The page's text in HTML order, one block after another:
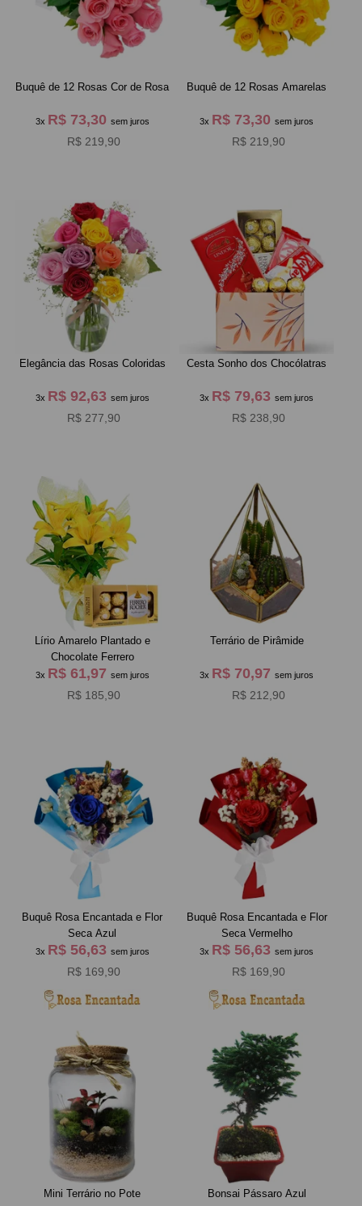
Buquê de 12 Rosas Cor de Rosa
3x R$ 73,30 sem juros
R$ 219,90
Buquê de 12 Rosas Amarelas
3x R$ 73,30sem juros
R$ 219,90
Elegância das Rosas Coloridas
3x R$ 92,63 sem juros
R$ 277,90
Cesta Sonho dos Chocólatras
3x R$ 79,63sem juros
R$ 238,90
Lírio Amarelo Plantado e
Chocolate Ferrero
3x R$ 61,97 sem juros
R$ 185,90
Terrário de Pirâmide
3x R$ 70,97sem juros
R$ 212,90
Buquê Rosa Encantada e Flor
Seca Azul
3x R$ 56,63 sem juros
R$ 169,90
Buquê Rosa Encantada e Flor
Seca Vermelho
3x R$ 56,63sem juros
R$ 169,90
Mini Terrário no Pote Bonsai Pássaro Azul